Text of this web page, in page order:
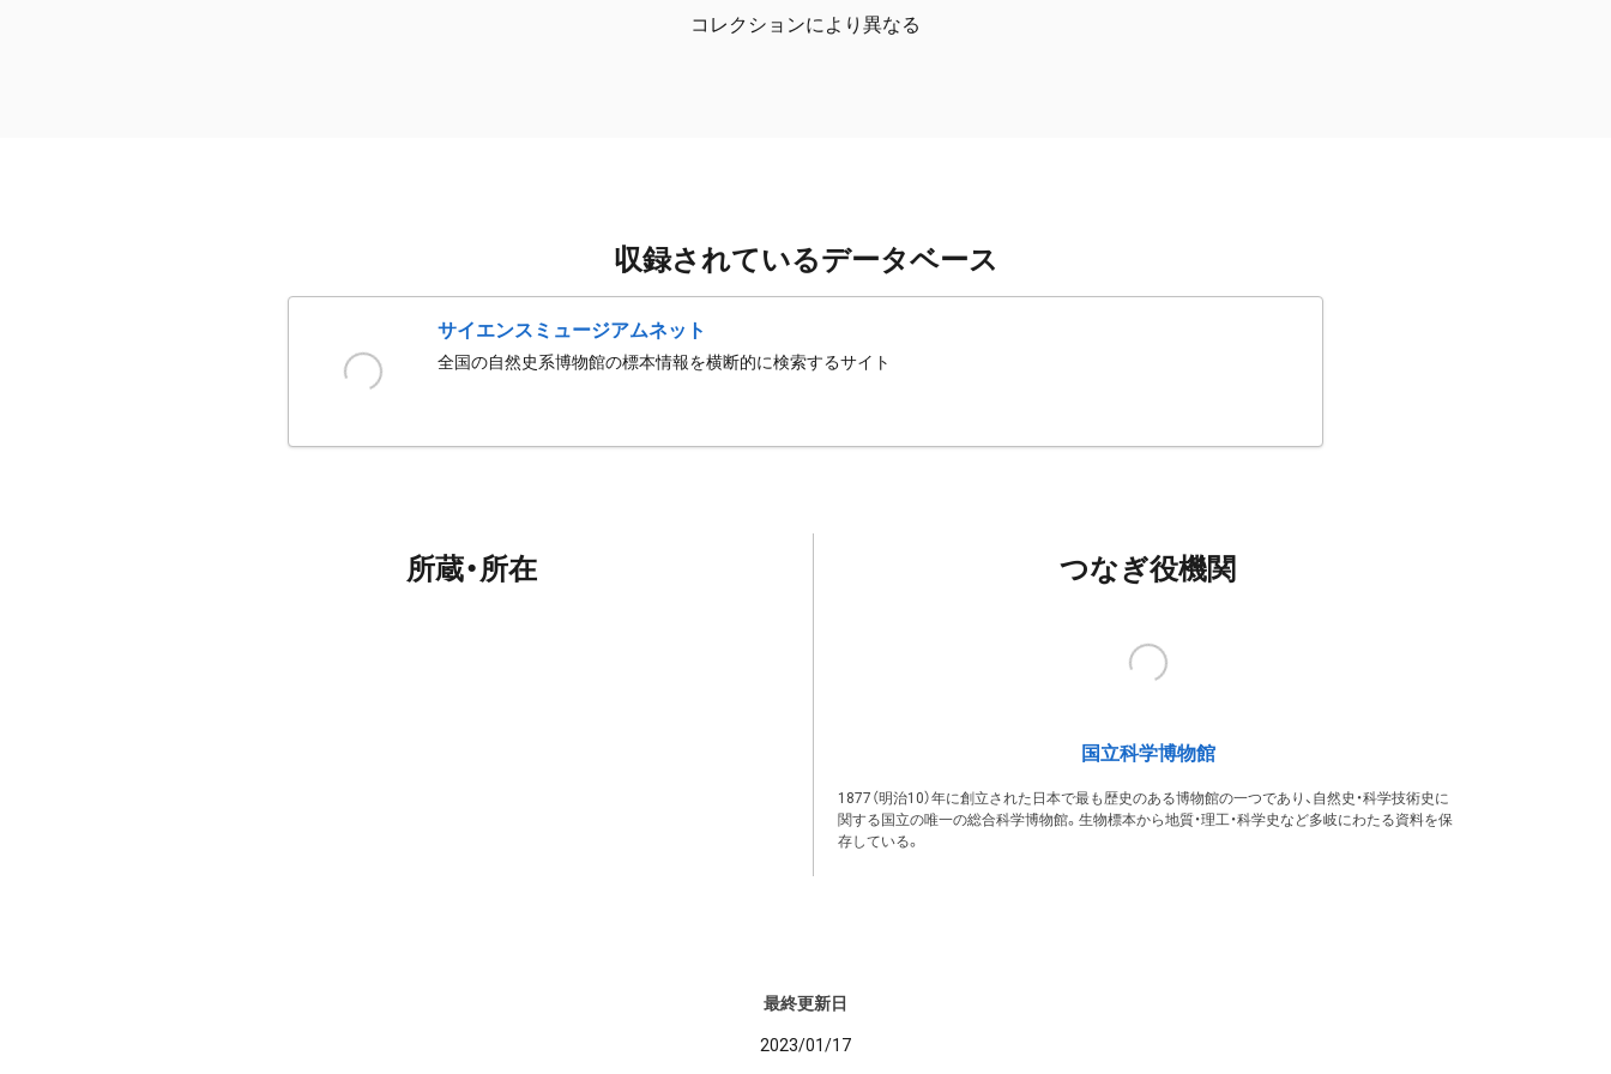
コレクションにより異なる
収録されているデータベース
サイエンスミュージアムネット
全国の自然史系博物館の標本情報を横断的に検索するサイト
所蔵・所在 つなぎ役機関
国立科学博物館
1877（明治10）年に創立された日本で最も歴史のある博物館の一つであり、自然史・科学技術史に
関する国立の唯一の総合科学博物館。生物標本から地質・理工・科学史など多岐にわたる資料を保
存している。
最終更新日
2023/01/17